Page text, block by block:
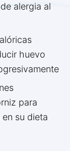
alergia al
huevo
para
su dieta